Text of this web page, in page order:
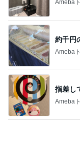
Ameba
約千円
Ameba
指差し
Ameba